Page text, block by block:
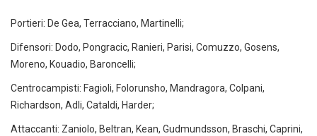
Portieri: De Gea, Terracciano, Martinelli;
Difensori: Dodo, Pongracic, Ranieri, Parisi, Comuzzo, Gosens,
Moreno, Kouadio, Baroncelli;
Centrocampisti: Fagioli, Folorunsho, Mandragora, Colpani,
Richardson, Adli, Cataldi, Harder;
Attaccanti: Zaniolo, Beltran, Kean, Gudmundsson, Braschi, Caprini,